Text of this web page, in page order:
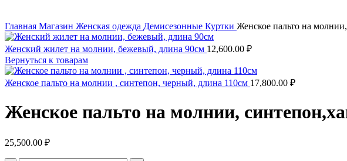
Главная Магазин Женская одежда Демисезонные Куртки Женское пальто на
Женский жилет на молнии, бежевый, длина 90см 12,600.00 ₽
Вернуться к товарам
Женское пальто на молнии , синтепон, черный, длина 110см 17,800.00 ₽
Женское пальто на молнии,
25,500.00 ₽